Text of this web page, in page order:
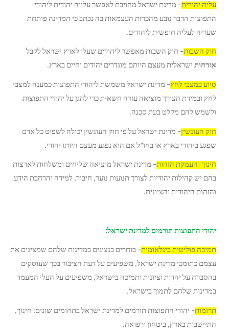
עליה יהודית– מדינת ישראל מחויבת לאפשר עלייה יהודית ליהודי
התפוצות הדבר נובע מהכרזת העצמאות בה נכתב כי המדינה פותחת
שעריה לעליה חופשית ליהודים.
חוק השבות– חוק השבות מאפשר ליהודים שעלו לארץ ישראל לקבל
אזרחות ישראלית מעצם היותם מוגדרים יהודים וחיים בארץ.
סיוע במצבי לחץ– מדינת ישראל משמשת ליהודי התפוצות כמענה למצבי
לחץ ובמידת הצורך מוציאה עזרה חשאית כדי להגן על יהודי התפוצות
ולשמש להם מקלט בעת סכנה.
חוק העונשין– מדינת ישראל על פי חוק העונשין יכולה לשפוט כל אדם
שפגע ביהודי בארץ או בחו”ל אם הוא נפגע מעצם היותו יהודי.
חינוך והעמקת הזהות– מדינת ישראל מוציאה שליחים ומשלחות לארצות
בהם יש קהילות יהודיות לצורך תנועות נוער, חיבור, למידה והרחבת הידע
והזהות היהודית והציונית.
יהודי התפוצות תורמים למדינת ישראל:
תמיכה פוליטית בינלאומית– בוחרים בנציגים במדינות שלהם שמציגים את
עצמם כתומכי מדינת ישראל, משפיעים על דעת הציבור בכך שעוסקים
בהסברה על יהדות וציונות ותמיכה בישראל, משפיעים על העלי המעמד
במדינות שלהם לתמוך בישראל.
תרומות– יהודי התפוצות תורמים למדינת ישראל בתחומים שונים: חינוך,
התיישבות בארץ, ביטחון ורפואה.